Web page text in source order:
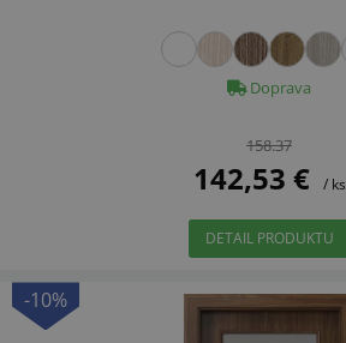
Doprava
158.37
142,53 € / ks
DETAIL PRODUKTU
-10%